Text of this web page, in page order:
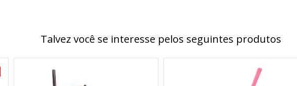
Talvez você se interesse pelos seguintes produtos